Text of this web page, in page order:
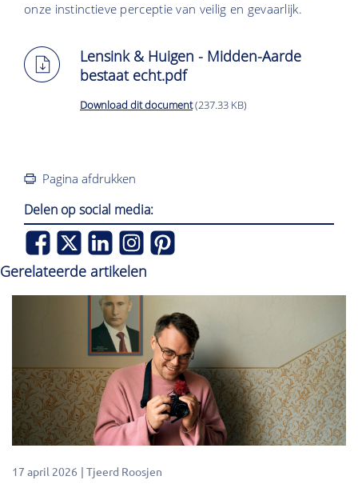
onze instinctieve perceptie van veilig en gevaarlijk.
Lensink & Huigen - Midden-Aarde
bestaat echt.pdf
Download dit document(237.33 KB)
Pagina afdrukken
Delen op social media:
Gerelateerde artikelen
17 april 2026 Tjeerd Roosjen